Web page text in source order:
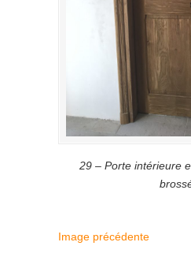
29 – Porte intérieure
Image précédente